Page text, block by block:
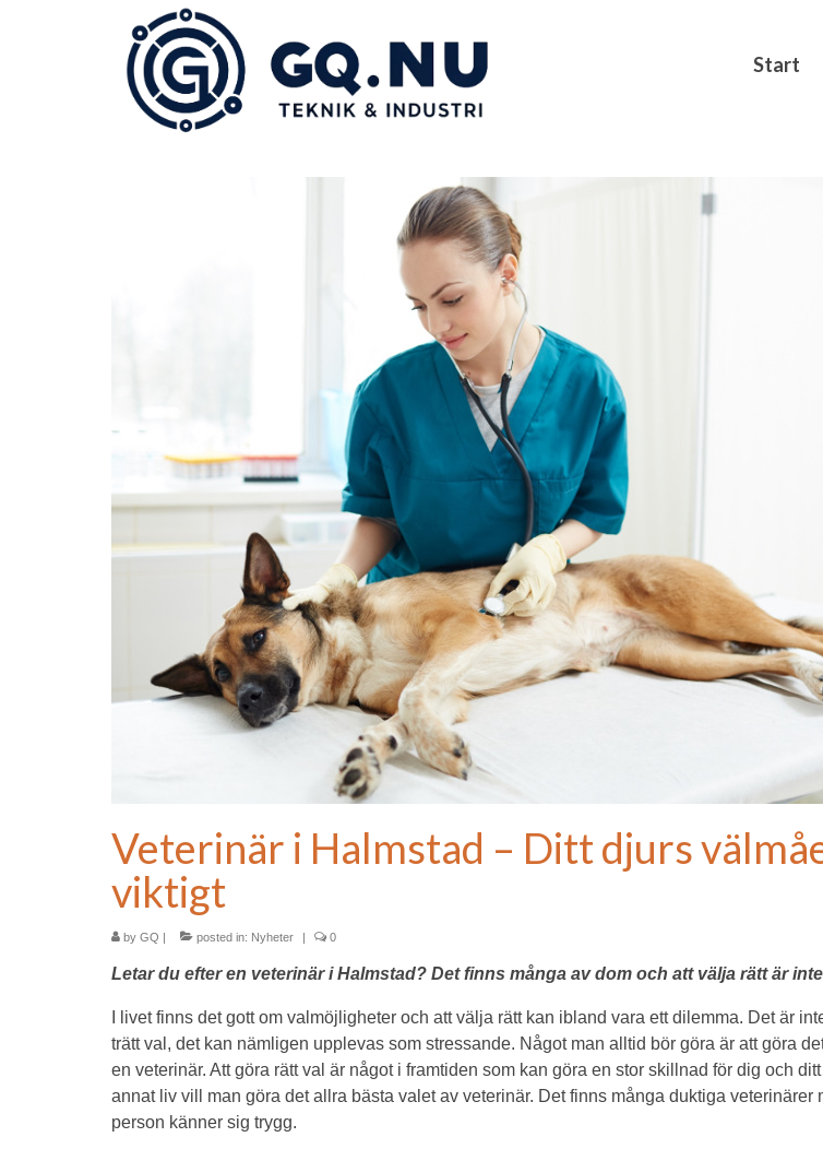
Start
Veterinär i Halmstad – Ditt djurs
viktigt
by GQ | posted in: Nyheter | 0
Letar du efter en veterinär i Halmstad? Det finns många av dom och att välja rätt är
I livet finns det gott om valmöjligheter och att välja rätt kan ibland vara ett dilemma. Det är
trätt val, det kan nämligen upplevas som stressande. Något man alltid bör göra är att göra
en veterinär. Att göra rätt val är något i framtiden som kan göra en stor skillnad för dig och
annat liv vill man göra det allra bästa valet av veterinär. Det finns många duktiga veterinärer
person känner sig trygg.